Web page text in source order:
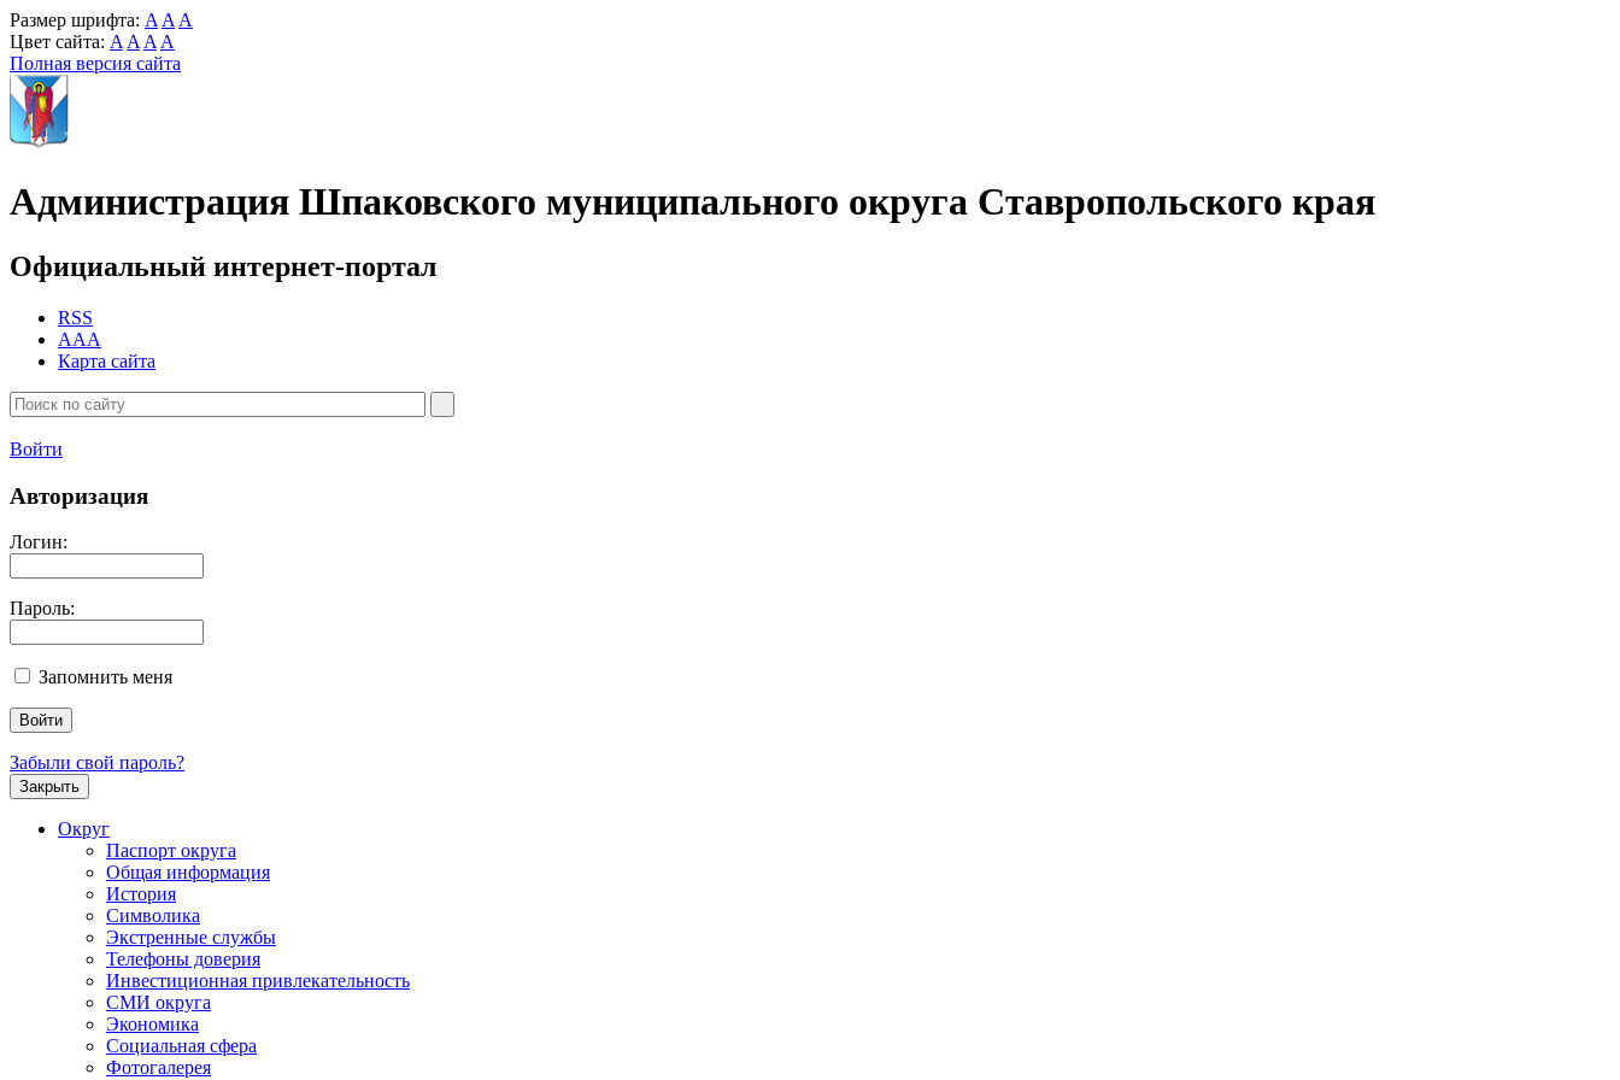
Размер шрифта: A A A
Цвет сайта: A A A A
Полная версия сайта
Администрация Шпаковского муниципального округа Ставропольского края
Официальный интернет-портал
RSS
AAA
Карта сайта
Войти
Авторизация
Логин:
Пароль:
Запомнить меня
Забыли свой пароль?
Закрыть
Округ
Паспорт округа
Общая информация
История
Символика
Экстренные службы
Телефоны доверия
Инвестиционная привлекательность
СМИ округа
Экономика
Социальная сфера
Фотогалерея